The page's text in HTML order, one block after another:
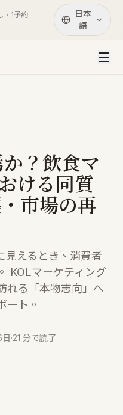
、1予約
日本
語
？飲食マ
ける同質
市場の再
見えるとき、消費者
KOLマーケティング
れる「本物志向」へ
ート。
·21 分で読了